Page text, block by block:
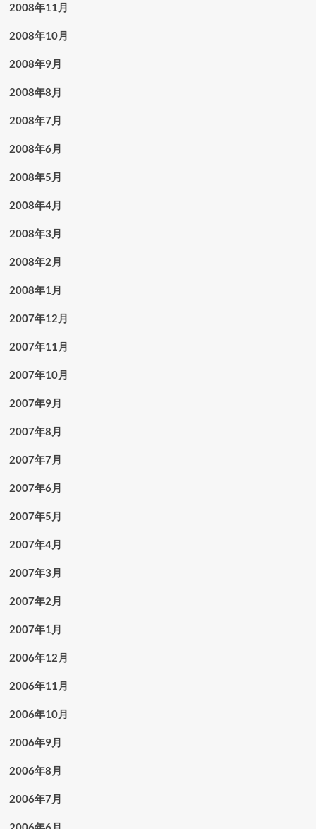
2008年11月
2008年10月
2008年9月
2008年8月
2008年7月
2008年6月
2008年5月
2008年4月
2008年3月
2008年2月
2008年1月
2007年12月
2007年11月
2007年10月
2007年9月
2007年8月
2007年7月
2007年6月
2007年5月
2007年4月
2007年3月
2007年2月
2007年1月
2006年12月
2006年11月
2006年10月
2006年9月
2006年8月
2006年7月